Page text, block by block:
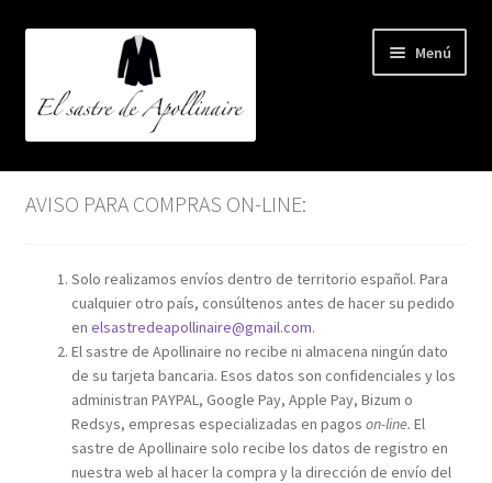
navegación
contenido
Menú
Inicio
BLOG
QUIÉNES SOMOS
CARRITO
FINALIZAR COMPRA
AVISO PARA COMPRAS ON-LINE:
Solo realizamos envíos dentro de territorio español. Para
cualquier otro país, consúltenos antes de hacer su pedido
en elsastredeapollinaire@gmail.com.
El sastre de Apollinaire no recibe ni almacena ningún dato
de su tarjeta bancaria. Esos datos son confidenciales y los
administran PAYPAL, Google Pay, Apple Pay, Bizum o
Redsys, empresas especializadas en pagos on-line. El
sastre de Apollinaire solo recibe los datos de registro en
nuestra web al hacer la compra y la dirección de envío del